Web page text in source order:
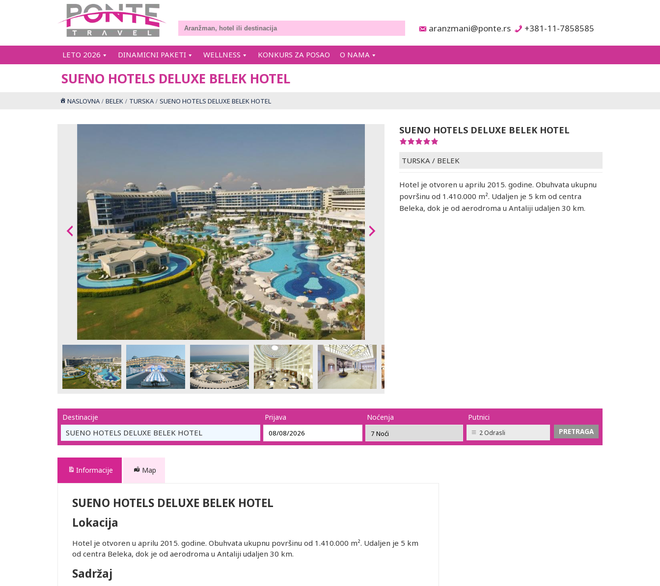
aranzmani@ponte.rs +381-11-7858585
LETO 2026 DINAMICNI PAKETI WELLNESS KONKURS ZA POSAO O NAMA
SUENO HOTELS DELUXE BELEK HOTEL
NASLOVNA BELEK TURSKA SUENO HOTELS DELUXE BELEK HOTEL
SUENO HOTELS DELUXE BELEK HOTEL
TURSKA / BELEK
Hotel je otvoren u aprilu 2015. godine. Obuhvata ukupnu
površinu od 1.410.000 m². Udaljen je 5 km od centra
Beleka, dok je od aerodroma u Antaliji udaljen 30 km.
Destinacije
SUENO HOTELS DELUXE BELEK HOTEL
Prijava Noćenja Putnici
2 Odrasli
Informacije Map
SUENO HOTELS DELUXE BELEK HOTEL
Lokacija
Hotel je otvoren u aprilu 2015. godine. Obuhvata ukupnu površinu od 1.410.000 m². Udaljen je 5 km
od centra Beleka, dok je od aerodroma u Antaliji udaljen 30 km.
Sadržaj